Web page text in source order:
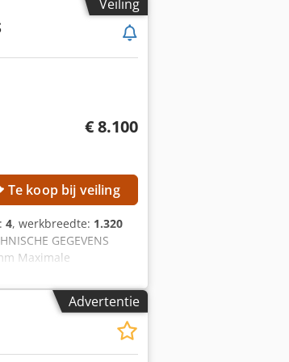
Veiling
€ 8.100
Te koop bij veiling
4, werkbreedte: 1.320
GEGEVENS
Maximale
4
Z-as:
Verticale boorspindels:
aantal
Bestuurde assen: 4
tpm Groeffreeseenheid
Advertentie